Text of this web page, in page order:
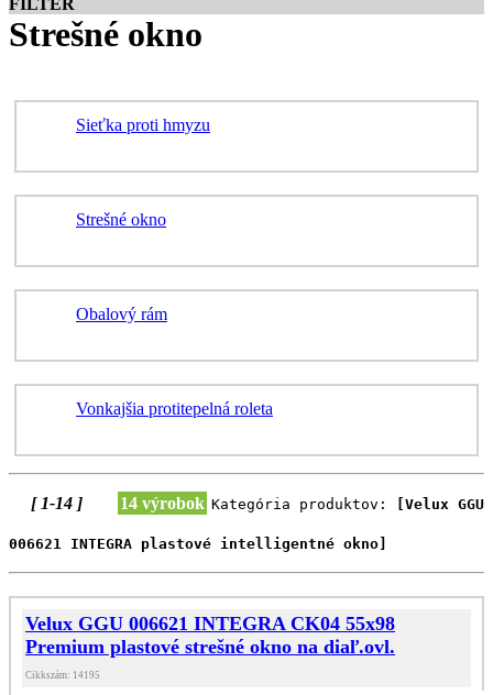
FILTER
Strešné okno
Sieťka proti hmyzu
Strešné okno
Obalový rám
Vonkajšia protitepelná roleta
[ 1-14 ] 14 výrobok Kategória produktov: [Velux GGU
006621 INTEGRA plastové intelligentné okno]
Velux GGU 006621 INTEGRA CK04 55x98
Premium plastové strešné okno na diaľ.ovl.
Cikkszám: 14195